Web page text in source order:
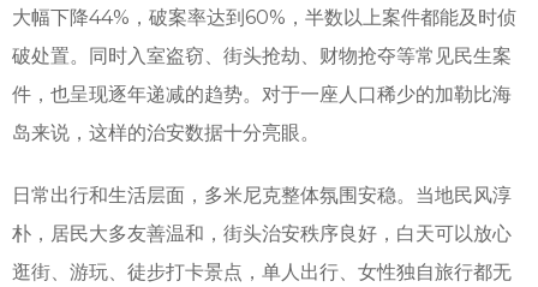
大幅下降44%，破案率达到60%，半数以上案件都能及时侦
破处置。同时入室盗窃、街头抢劫、财物抢夺等常见民生案
件，也呈现逐年递减的趋势。对于一座人口稀少的加勒比海
岛来说，这样的治安数据十分亮眼。
日常出行和生活层面，多米尼克整体氛围安稳。当地民风淳
朴，居民大多友善温和，街头治安秩序良好，白天可以放心
逛街、游玩、徒步打卡景点，单人出行、女性独自旅行都无